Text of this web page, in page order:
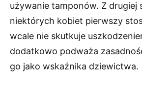
używanie tamponów. Z drugiej
niektórych kobiet pierwszy
wcale nie skutkuje
dodatkowo podważa
go jako wskaźnika dziewictwa.